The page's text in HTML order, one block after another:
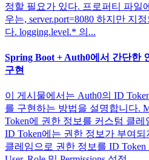
정할 필요가 있다. 프로퍼티 파일
우는, server.port=8080 하지만 지
다. logging.level.* 의...
Spring Boot + Auth0에서 간단한
구현
이 게시물에서는 Auth0의 ID
를 구현하는 방법을 설명합니다.
Token에 권한 정보를 커스텀 클레
ID Token에는 권한 정보가 부여
클레임으로 권한 정보를 ID Token